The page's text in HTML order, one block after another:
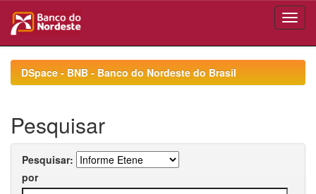
navigationDSpace - BNB - Banco do Nordeste do Brasil
Pesquisar
Pesquisar:
por